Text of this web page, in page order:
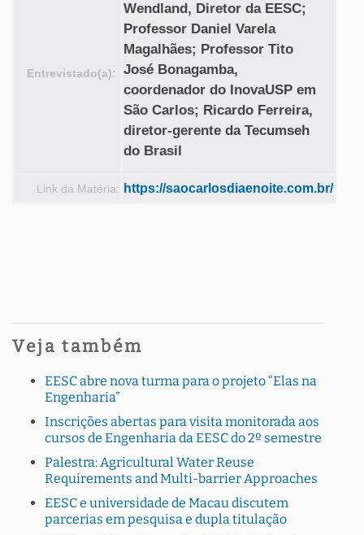
Entrevistado(a):
Wendland, Diretor da EESC;
Professor Daniel Varela
Magalhães; Professor Tito
José Bonagamba,
coordenador do InovaUSP em
São Carlos; Ricardo Ferreira,
diretor-gerente da Tecumseh
do Brasil
Link da Matéria: https://saocarlosdiaenoite.com.br/
Veja também
EESC abre nova turma para o projeto “Elas na
Engenharia”
Inscrições abertas para visita monitorada aos
cursos de Engenharia da EESC do 2º semestre
Palestra: Agricultural Water Reuse
Requirements and Multi-barrier Approaches
EESC e universidade de Macau discutem
parcerias em pesquisa e dupla titulação